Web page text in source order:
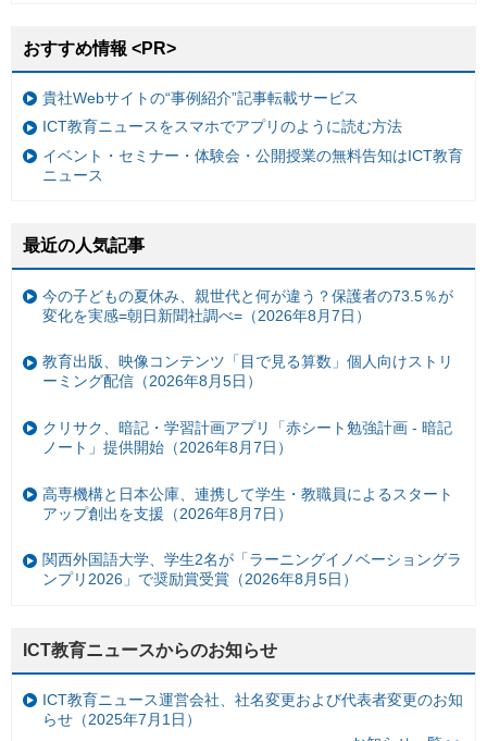
おすすめ情報 <PR>
貴社Webサイトの“事例紹介”記事転載サービス
ICT教育ニュースをスマホでアプリのように読む方法
イベント・セミナー・体験会・公開授業の無料告知はICT教育
ニュース
最近の人気記事
今の子どもの夏休み、親世代と何が違う？保護者の73.5％が
変化を実感=朝日新聞社調べ=（2026年8月7日）
教育出版、映像コンテンツ「目で見る算数」個人向けストリ
ーミング配信（2026年8月5日）
クリサク、暗記・学習計画アプリ「赤シート勉強計画 - 暗記
ノート」提供開始（2026年8月7日）
高専機構と日本公庫、連携して学生・教職員によるスタート
アップ創出を支援（2026年8月7日）
関西外国語大学、学生2名が「ラーニングイノベーショングラ
ンプリ2026」で奨励賞受賞（2026年8月5日）
ICT教育ニュースからのお知らせ
ICT教育ニュース運営会社、社名変更および代表者変更のお知
らせ（2025年7月1日）